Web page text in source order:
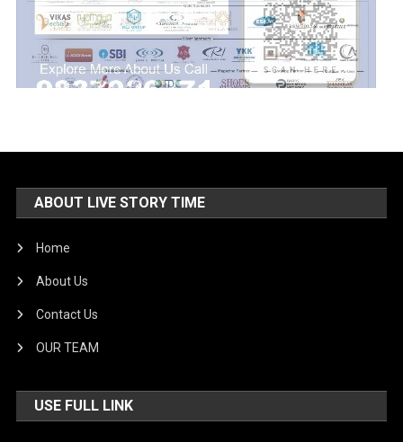
ABOUT LIVE STORY TIME
Home
About Us
Contact Us
OUR TEAM
USE FULL LINK